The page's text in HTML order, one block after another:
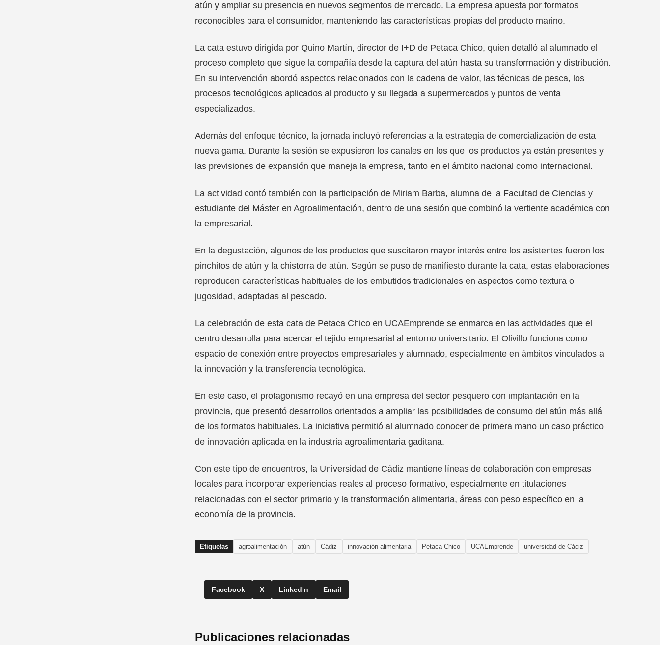
atún y ampliar su presencia en nuevos segmentos de mercado. La empresa apuesta por formatos
reconocibles para el consumidor, manteniendo las características propias del producto marino.
La cata estuvo dirigida por Quino Martín, director de I+D de Petaca Chico, quien detalló al alumnado el
proceso completo que sigue la compañía desde la captura del atún hasta su transformación y distribución.
En su intervención abordó aspectos relacionados con la cadena de valor, las técnicas de pesca, los
procesos tecnológicos aplicados al producto y su llegada a supermercados y puntos de venta
especializados.
Además del enfoque técnico, la jornada incluyó referencias a la estrategia de comercialización de esta
nueva gama. Durante la sesión se expusieron los canales en los que los productos ya están presentes y
las previsiones de expansión que maneja la empresa, tanto en el ámbito nacional como internacional.
La actividad contó también con la participación de Miriam Barba, alumna de la Facultad de Ciencias y
estudiante del Máster en Agroalimentación, dentro de una sesión que combinó la vertiente académica con
la empresarial.
En la degustación, algunos de los productos que suscitaron mayor interés entre los asistentes fueron los
pinchitos de atún y la chistorra de atún. Según se puso de manifiesto durante la cata, estas elaboraciones
reproducen características habituales de los embutidos tradicionales en aspectos como textura o
jugosidad, adaptadas al pescado.
La celebración de esta cata de Petaca Chico en UCAEmprende se enmarca en las actividades que el
centro desarrolla para acercar el tejido empresarial al entorno universitario. El Olivillo funciona como
espacio de conexión entre proyectos empresariales y alumnado, especialmente en ámbitos vinculados a
la innovación y la transferencia tecnológica.
En este caso, el protagonismo recayó en una empresa del sector pesquero con implantación en la
provincia, que presentó desarrollos orientados a ampliar las posibilidades de consumo del atún más allá
de los formatos habituales. La iniciativa permitió al alumnado conocer de primera mano un caso práctico
de innovación aplicada en la industria agroalimentaria gaditana.
Con este tipo de encuentros, la Universidad de Cádiz mantiene líneas de colaboración con empresas
locales para incorporar experiencias reales al proceso formativo, especialmente en titulaciones
relacionadas con el sector primario y la transformación alimentaria, áreas con peso específico en la
economía de la provincia.
Etiquetas agroalimentación atún Cádiz innovación alimentaria Petaca Chico UCAEmprende universidad de Cádiz
Facebook X LinkedIn Email
Publicaciones relacionadas